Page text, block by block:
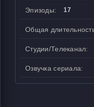
Эпизоды: 17
Общая
Студии/Телеканал:
Озвучка сериала: